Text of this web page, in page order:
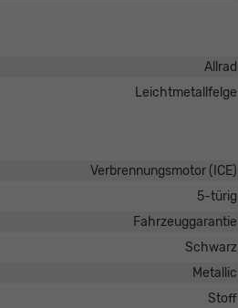
Allrad
Leichtmetallfelge
Verbrennungsmotor (ICE)
5-türig
Fahrzeuggarantie
Schwarz
Metallic
Stoff